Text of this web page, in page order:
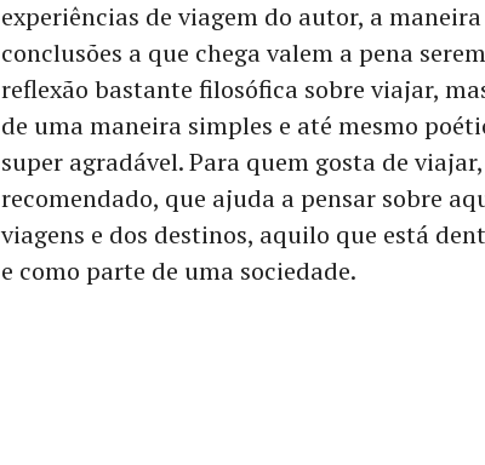
experiências de viagem do autor, a
conclusões a que chega valem a pena
reflexão bastante filosófica sobre viajar,
de uma maneira simples e até mesmo
super agradável. Para quem gosta de
recomendado, que ajuda a pensar sobre
viagens e dos destinos, aquilo que está
e como parte de uma sociedade.